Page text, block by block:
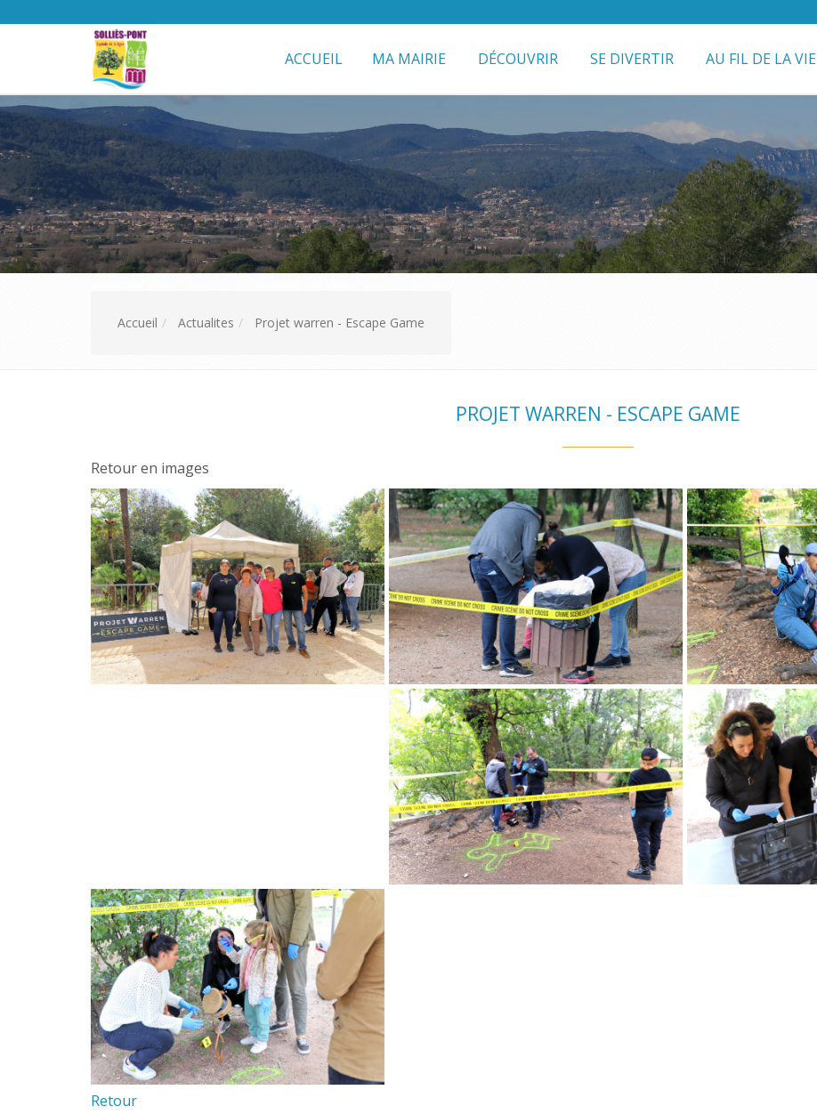
ACCUEIL MA MAIRIE DÉCOUVRIR SE DIVERTIR AU FIL DE LA VIE
Accueil Actualites Projet warren - Escape Game
PROJET WARREN - ESCAPE GAME
Retour en images
Retour